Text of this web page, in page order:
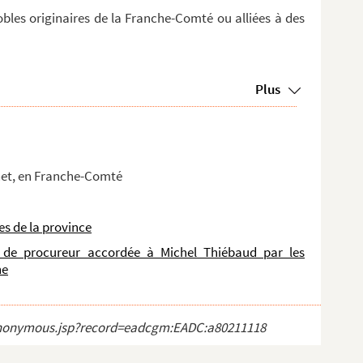
originaires de la Franche-Comté ou alliées à des
Plus
en Franche-Comté
de la province
procureur accordée à Michel Thiébaud par les